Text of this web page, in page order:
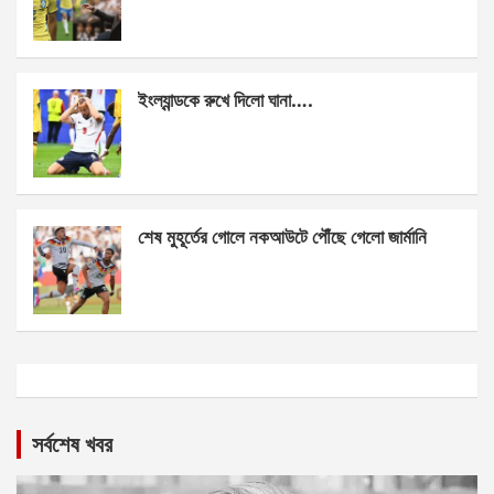
ইংল্যান্ডকে রুখে দিলো ঘানা….
শেষ মুহূর্তের গোলে নকআউটে পৌঁছে গেলো জার্মানি
সর্বশেষ খবর